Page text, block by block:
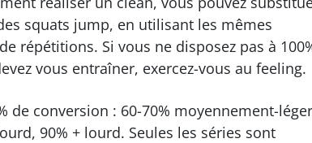
squats jump, en utilisant les mêmes
répétitions. Si vous ne disposez pas à
vous entraîner, exercez-vous au feeling.
de conversion : 60-70% moyennement-
90% + lourd. Seules les séries sont